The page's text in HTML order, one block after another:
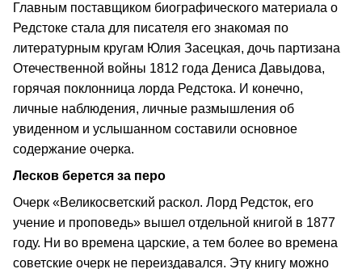
Главным поставщиком биографического материала о
Редстоке стала для писателя его знакомая по
литературным кругам Юлия Засецкая, дочь партизана
Отечественной войны 1812 года Дениса Давыдова,
горячая поклонница лорда Редстока. И конечно,
личные наблюдения, личные размышления об
увиденном и услышанном составили основное
содержание очерка.
Лесков берется за перо
Очерк «Великосветский раскол. Лорд Редсток, его
учение и проповедь» вышел отдельной книгой в 1877
году. Ни во времена царские, а тем более во времена
советские очерк не переиздавался. Эту книгу можно